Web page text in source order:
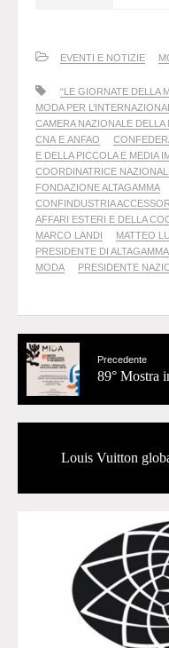
EVENTI E NOTIZIE
“LE GIORNATE DELLA
MODA PER
CAMERA NAZIONALE DELLA
CNA E ANFAO
E DELLA PICCOLA E MEDIA
COORDINATRICE
FONDAZIONE ALTAGAMMA
CONFINDUSTRIA
AFFARI ESTERI E DELLA
MARCO LANDI
MATTEO
PRESIDENTE DI ALTAGAMMA
MODA
PRESIDENTE
Precedente
89° Mostra
Louis Vuitton